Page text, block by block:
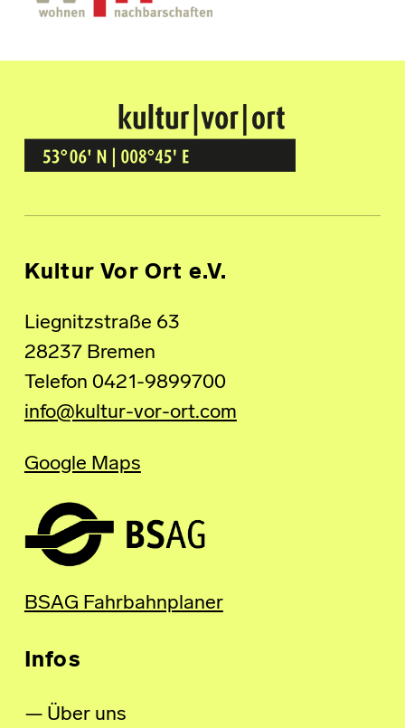
Kultur Vor Ort
BREMEN GRÖPELINGEN
Kultur Vor Ort e.V.
Liegnitzstraße 63
28237 Bremen
Telefon 0421-9899700
info@kultur-vor-ort.com
Google Maps
BSAG Fahrbahnplaner
Infos
Über uns